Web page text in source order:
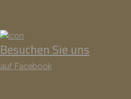
Besuchen Sie uns
auf Facebook